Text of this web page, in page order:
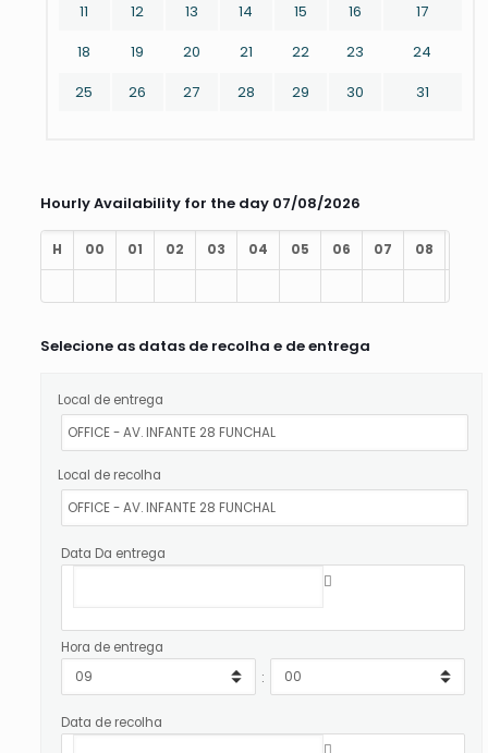
11
12 13 14 15 16
17
18
19 20 21 22 23
24
25
26 27 28 29 30 31
Hourly Availability for the day 07/08/2026
H 00 01 02 03 04 05 06 07 08
Selecione as datas de recolha e de entrega
Local de entrega
Local de recolha
Data Da entrega
Hora de entrega
:
Data de recolha